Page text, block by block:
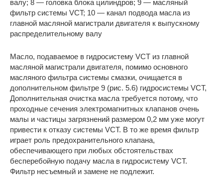
валу; 8 — головка блока цилиндров; 9 — масляный
фильтр системы VCT; 10 — канал подвода масла из
главной масляной магистрали двигателя к выпускному
распределительному валу
Масло, подаваемое в гидросистему VCT из главной
масляной магистрали двигателя, помимо основного
масляного фильтра системы смазки, очищается в
дополнительном фильтре 9 (рис. 5.6) гидросистемы VCT,
Дополнительная очистка масла требуется потому, что
проходные сечения электромагнитных клапанов очень
малы и частицы загрязнений размером 0,2 мм уже могут
привести к отказу системы VCT. В то же время фильтр
играет роль предохранительного клапана,
обеспечивающего при любых обстоятельствах
бесперебойную подачу масла в гидросистему VCT.
Фильтр несъемный и замене не подлежит.